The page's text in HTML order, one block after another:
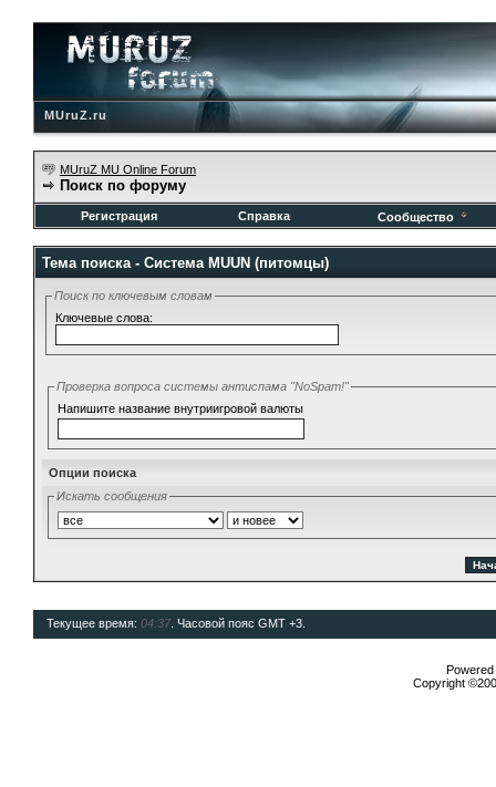
MUruZ.ru
MUruZ MU Online Forum
Поиск по форуму
Регистрация Справка Сообщество
Тема поиска - Система MUUN (питомцы)
Поиск по ключевым словам
Ключевые слова:
Проверка вопроса системы антиспама "NoSpam!"
Напишите название внутриигровой валюты
Опции поиска
Искать сообщения
Текущее время: 04:37. Часовой пояс GMT +3.
Copyright